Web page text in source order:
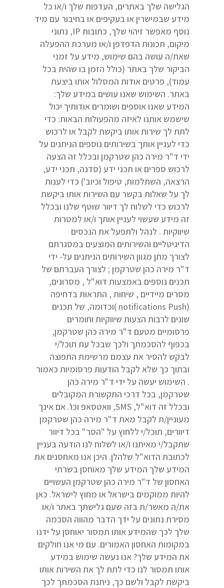
הגלישה שלך באתרים, העדפות שלך ו/או כל
מידע שבמישרין או בעקיפים או בחיבור עם מיד
נוסף מאפשר זיהוי שלך, כתובות IP, נתוני
מיקום, תכונות הדפדפן ו/או מערכת ההפעלה
שאת/ה עושה בהם שימוש, מידע על זמני
הביקור שלך באתר (כולל הזמן בו שהית בכל
עמוד), פרטים אודות המסלול אותו ביצעת
באתר. השימוש שאנו עושים במידע שלך:
המידע שאנו אוספים ושומרים אודותיך יכול
שישמש אותנו לאיזה מהפעולות הבאות: כדי
לתת לך שירות אותו ביקשת לקבל או לרכוש
כדי לעניין אותך בשירותים נוספים הניתנים על
ידי ד"ר מירה כהן שטרקמן ובכלל זה הצעה
לרכוש ספרים או תכני ידע (סדנה, תכני ידע,
הרצאה, השתלמות, טיפול וכיוב') כדי לענות
לך על שאלות בקשר עם השירות אותו ביקשת
לרכוש כדי לשלוח לך דיוור שוטף שלנו ובכלל
זה מידע שעשוי לעניין אותך ו/או למטרות
שיווקיות . לנהל ולתפעל את הנכסים
הדיגיטליים והשירותים המוצעים במסגרתם
לצורך מתן מגוון השירותים הניתנים על- ידי
ד"ר מירה כהן שטרקמן ; לצורך העברתם של
תכנים נוספים באמצעות דוא"ל , מסרונים,
מסרים מיידיים , שיחות , התראות בדחיפה
(notifications Push )וכדומה, של תכנים
שונים לרבות הצעות שיווקיות וחומרים
פרסומיים מטעם ד"ר מירה כהן שטרקמן,
בכפוף להסכמתך ולכך שבכל עת תוכל/י
לבקש להסיר את עצמם מרשימת התפוצה
ובתוך כך שלא לקבל הודעות פרסומיות כאמור
. השימוש יעשה על ידי ד"ר מירה כהן
שטרקמן, בכל דרכי התקשורת המקובלים
ובכלל זה דוא"ל, SMS, וואטסאפ וכו'. אם אינך
מעוניין/ת לקבל מאת ד"ר מירה כהן שטרקמן
דיוורים, תוכל/י ללחוץ על "הסר" בכל דיוור
שתקבל/י מאיתנו ו/או לשלוח לנו הודעה בעניין
לכתובת הדוא"ל שלהלן. היכן אנו מאחסנים את
המידע שלך המידע שלך מאוחסן בשרתי
האחסון של ד"ר מירה כהן שטרקמן העשויים
להיות ממוקמים בישראל או מחוץ לישראל. כאן
את/ה מאשר/ת בזה שעם גלישתך באתר ו/או
מסירת נתונים על ידך הדבר מהווה הסכמה
שלך לכך שהמידע אותו תמסור יאוחסן על ידנו
במקומות האחסון האמורים. עם מי אנו חולקים
את המידע שלך? אנו נעשה שימוש במידע
אותו תמסור לנו כדי לתת לך את השירות אותו
ביקשת לקבל ולשם כך, ניתנת הסכמתך לכך